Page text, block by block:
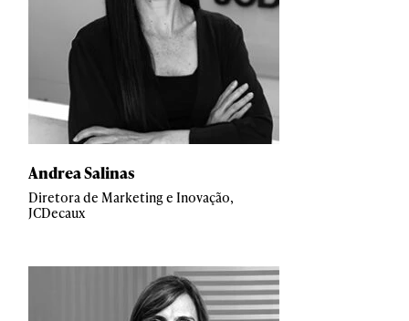
Andrea Salinas
Diretora de Marketing e Inovação,
JCDecaux